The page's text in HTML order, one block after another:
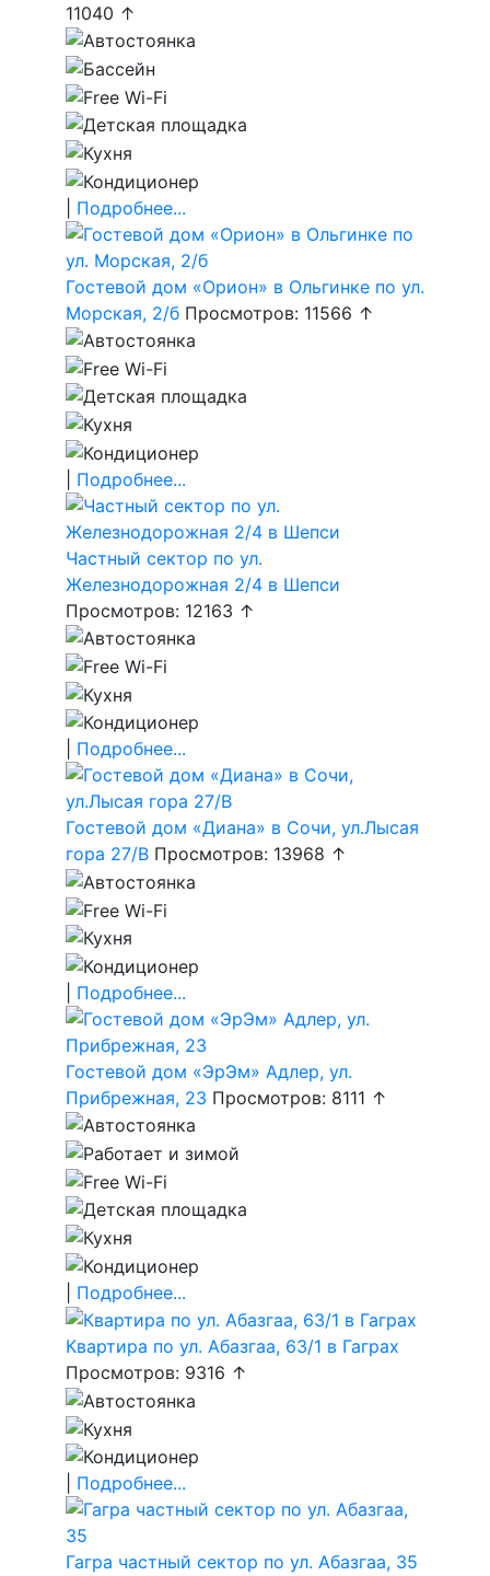
11040 ↑
Подробнее...
Гостевой дом «Орион» в Ольгинке по ул.
Морская, 2/б Просмотров: 11566 ↑
Подробнее...
Частный сектор по ул.
Железнодорожная 2/4 в Шепси
Просмотров: 12163 ↑
Подробнее...
Гостевой дом «Диана» в Сочи, ул.Лысая
гора 27/В Просмотров: 13968 ↑
Подробнее...
Гостевой дом «ЭрЭм» Адлер, ул.
Прибрежная, 23 Просмотров: 8111 ↑
Подробнее...
Квартира по ул. Абазгаа, 63/1 в Гаграх
Просмотров: 9316 ↑
Подробнее...
Гагра частный сектор по ул. Абазгаа, 35